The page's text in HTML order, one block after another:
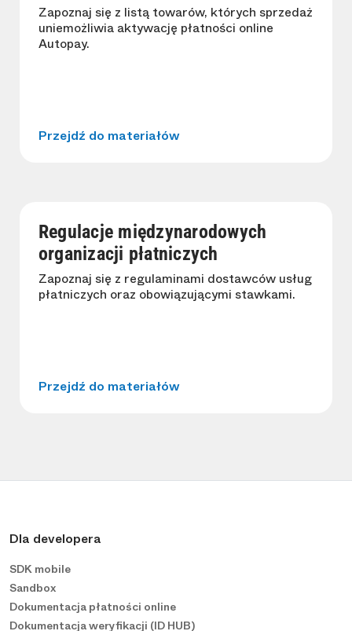
Zapoznaj się z listą towarów, których sprzedaż
uniemożliwia aktywację płatności online
Autopay.
Przejdź do materiałów
Regulacje międzynarodowych
organizacji płatniczych
Zapoznaj się z regulaminami dostawców usług
płatniczych oraz obowiązującymi stawkami.
Przejdź do materiałów
Dla developera
SDK mobile
Sandbox
Dokumentacja płatności online
Dokumentacja weryfikacji (ID HUB)